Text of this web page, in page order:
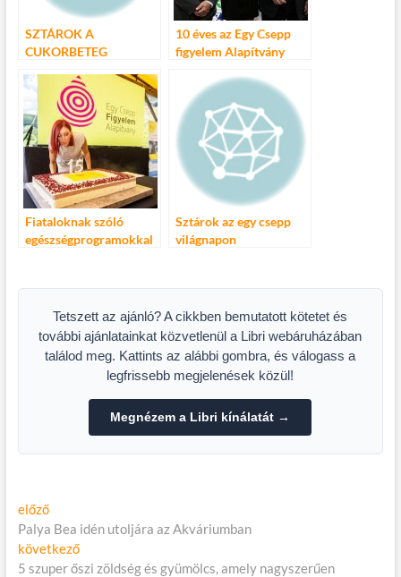
SZTÁROK A
CUKORBETEG
CSEPP FIGYELEM
ALAPÍTVÁNY
10 éves az Egy Csepp
figyelem Alapítvány
Fiataloknak szóló
egészségprogramokkal
figyelem alapítvány
Sztárok az egy csepp
világnapon
Tetszett az ajánló? A cikkben bemutatott kötetet és
további ajánlatainkat közvetlenül a Libri webáruházában
találod meg. Kattints az alábbi gombra, és válogass a
legfrissebb megjelenések közül!
Megnézem a Libri kínálatát →
Bejegyzés
navigáció
előzőElőző
cikk:
Palya Bea idén utoljára az Akváriumban
következőKövetkező
cikk:
5 szuper őszi zöldség és gyümölcs, amely nagyszerűen